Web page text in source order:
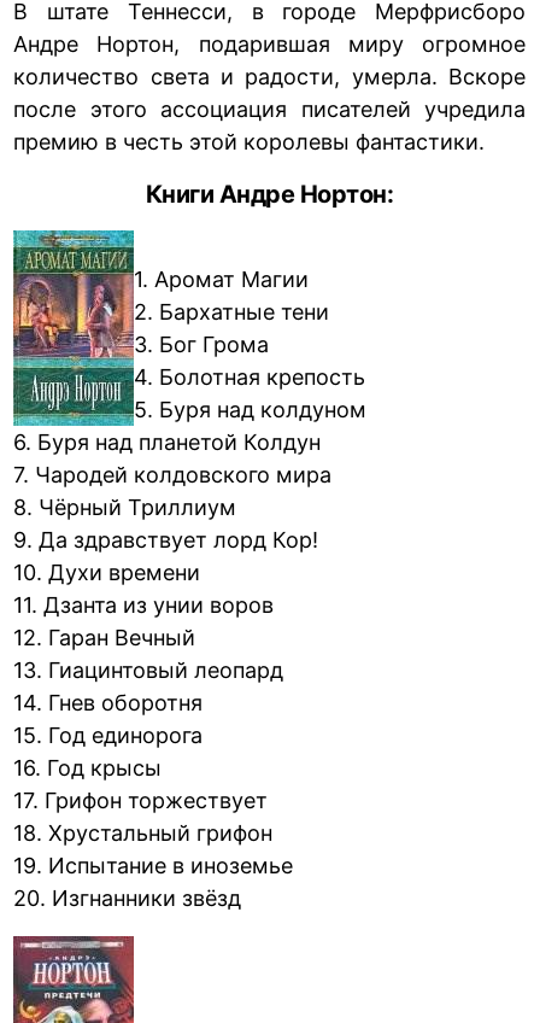
В штате Теннесси, в городе Мерфрисборо
Андре Нортон, подарившая миру огромное
количество света и радости, умерла. Вскоре
после этого ассоциация писателей учредила
премию в честь этой королевы фантастики.
Книги Андре Нортон:
1. Аромат Магии
2. Бархатные тени
3. Бог Грома
4. Болотная крепость
5. Буря над колдуном
6. Буря над планетой Колдун
7. Чародей колдовского мира
8. Чёрный Триллиум
9. Да здравствует лорд Кор!
10. Духи времени
11. Дзанта из унии воров
12. Гаран Вечный
13. Гиацинтовый леопард
14. Гнев оборотня
15. Год единорога
16. Год крысы
17. Грифон торжествует
18. Хрустальный грифон
19. Испытание в иноземье
20. Изгнанники звёзд